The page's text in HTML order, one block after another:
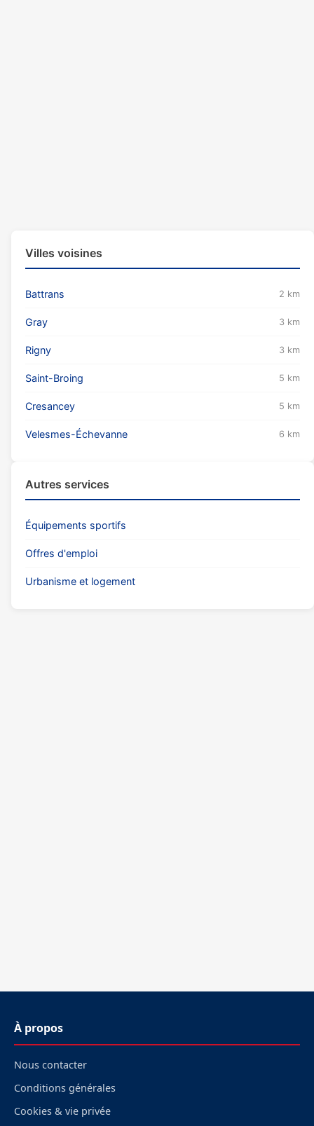
Villes voisines
Battrans 2 km
Gray 3 km
Rigny 3 km
Saint-Broing 5 km
Cresancey 5 km
Velesmes-Échevanne 6 km
Autres services
Équipements sportifs
Offres d'emploi
Urbanisme et logement
À propos
Nous contacter
Conditions générales
Cookies & vie privée